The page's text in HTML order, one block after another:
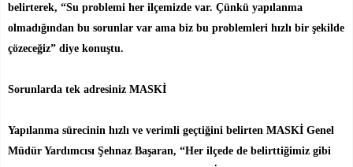
belirterek, “Su problemi her ilçemizde var. Çünkü yapılanma
olmadığından bu sorunlar var ama biz bu problemleri hızlı bir şekilde
çözeceğiz” diye konuştu.
Sorunlarda tek adresiniz MASKİ
Yapılanma sürecinin hızlı ve verimli geçtiğini belirten MASKİ Genel
Müdür Yardımcısı Şehnaz Başaran, “Her ilçede de belirttiğimiz gibi